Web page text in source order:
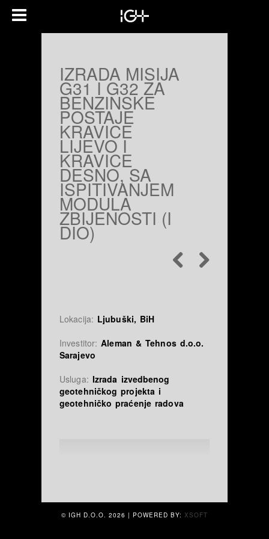
IZRADA MISIJA
G31 I G32 ZA
BENZINSKE
POSTAJE
KRAVICE
LIJEVO I
KRAVICE
DESNO, SA
ISPITIVANJEM
MODULA
ZBIJENOSTI (I
DIO)
Lokacija: Ljubuški, BiH
Investitor:Aleman & Tehnos d.o.o.
Sarajevo
Usluga: Izrada izvedbenog
geotehničkog projekta i
geotehničko praćenje radova
© IGH D.O.O. 2026 | POWERED BY: XSOFT